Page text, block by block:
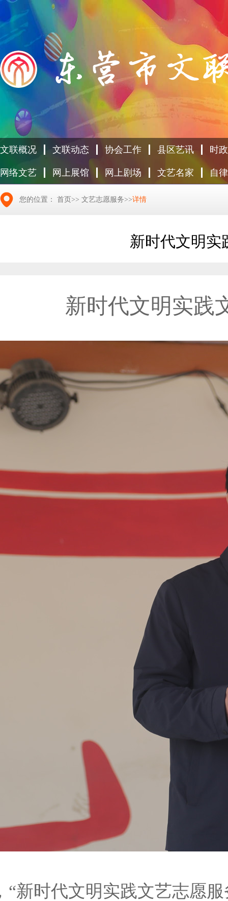
文联概况 文联动态 协会工作 县区艺讯 时
网络文艺 网上展馆 网上剧场 文艺名家 自
您的位置： 首页 >> 文艺志愿服务>>详情
新时代文明实
新时代文明实践
“新时代文明实践文艺志愿